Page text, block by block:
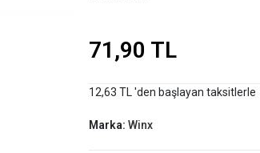
71,90 TL
12,63 TL 'den başlayan taksitlerle
Marka: Winx